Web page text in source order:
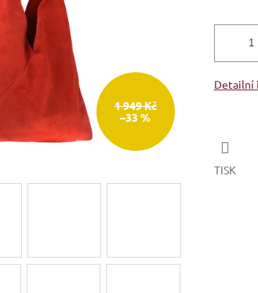
1 949 Kč
–33 %
Detailní
TISK